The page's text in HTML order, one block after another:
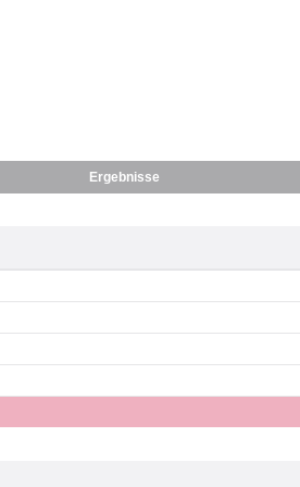
Ergebnisse